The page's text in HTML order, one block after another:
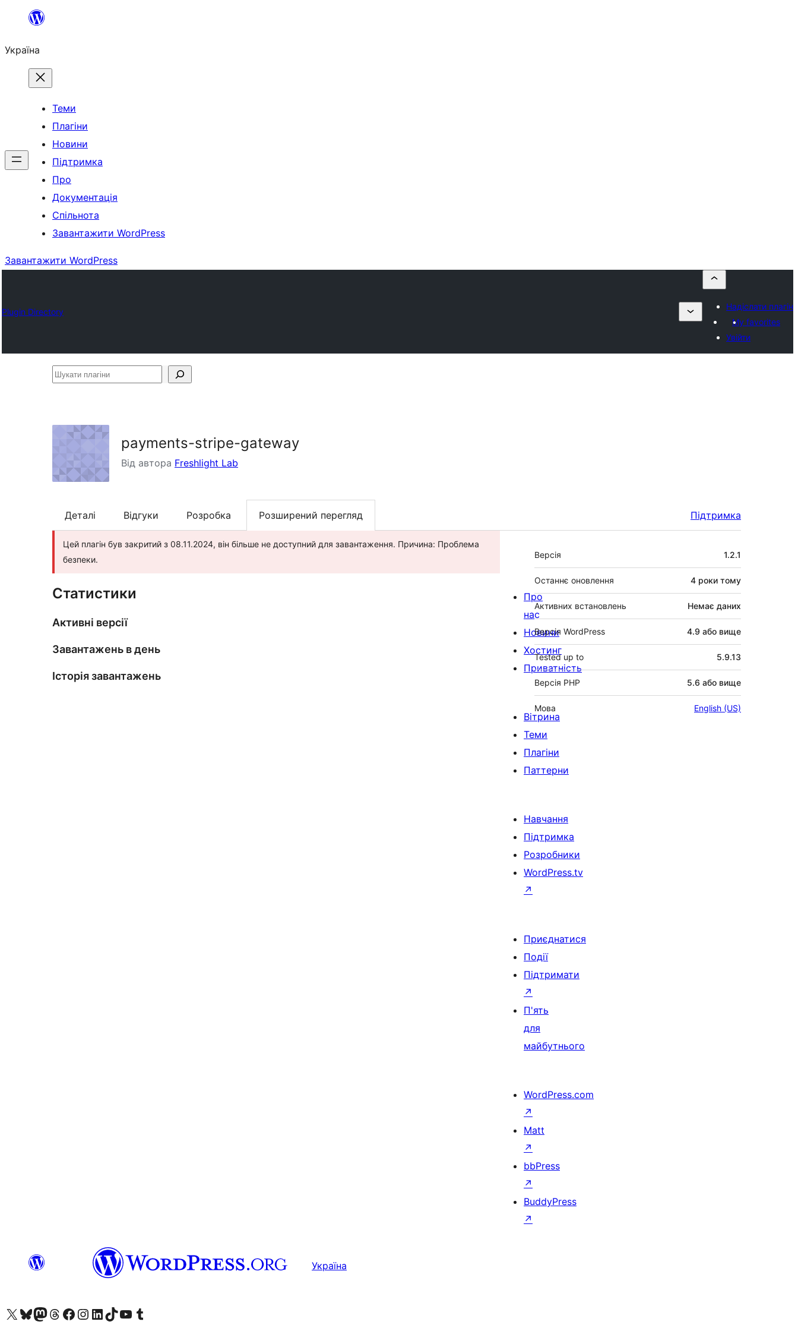
Перейти
вмісту
Україна
Теми
Плагіни
Новини
Підтримка
Про
Документація
Спільнота
Завантажити WordPress
Завантажити WordPress
Plugin Directory
Надіслати плагін
My favorites
Увійти
Шукати
payments-stripe-gateway
Від автора Freshlight Lab
Деталі Відгуки Розробка Розширений перегляд Підтримка
Цей плагін був закритий з 08.11.2024, він більше не доступний для завантаження. Причина: Проблема
безпеки.
Статистики
Активні версії
Завантажень в день
Історія завантажень
Мета
Версія 1.2.1
Останнє оновлення 4 роки тому
Активних встановлень Немає даних
Версія WordPress 4.9 або вище
Tested up to 5.9.13
Версія PHP 5.6 або вище
Мова English (US)
Про
нас
Новини
Хостинг
Приватність
Вітрина
Теми
Плагіни
Паттерни
Навчання
Підтримка
Розробники
WordPress.tv
↗
Приєднатися
Події
Підтримати
↗
П'ять
для
майбутнього
WordPress.com
↗
Matt
↗
bbPress
↗
BuddyPress
↗
Україна
Visit our X (formerly Twitter) account
Visit our Bluesky account
Завітайте до нашої стрічки в Mastodon
Visit our Threads account
Завітайте на нашу сторінку в Facebook
Visit our Instagram account
Visit our LinkedIn account
Visit our TikTok account
Visit our YouTube channel
Visit our Tumblr account